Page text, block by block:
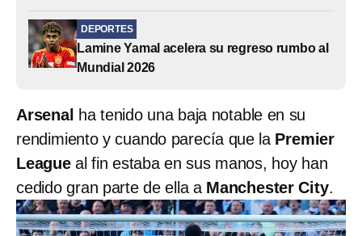
DEPORTES
Lamine Yamal acelera su regreso rumbo al
Mundial 2026
Arsenal ha tenido una baja notable en su
rendimiento y cuando parecía que la Premier
Leagueal fin estaba en sus manos, hoy han
cedido gran parte de ella a Manchester City.